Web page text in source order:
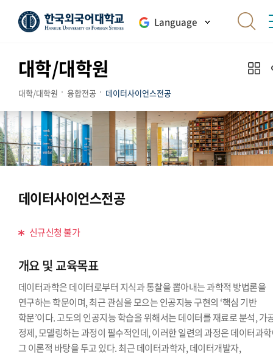
Language
대학/대학원
대학/대학원 융합전공 데이터사이언스전공
데이터사이언스전공
신규신청 불가
개요 및 교육목표
데이터과학은 데이터로부터 지식과 통찰을 뽑아내는 과학적 방법론을
연구하는 학문이며, 최근 관심을 모으는 인공지능 구현의 ‘핵심 기반
학문’이다. 고도의 인공지능 학습을 위해서는 데이터를 재료로 분석, 가
정제, 모델링하는 과정이 필수적인데, 이러한 일련의 과정은 데이터과
그 이론적 바탕을 두고 있다. 최근 데이터과학자, 데이터개발자,